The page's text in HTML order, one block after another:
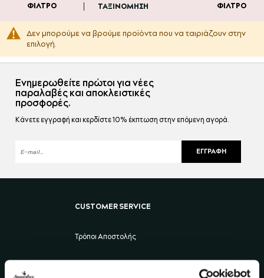
Δεν μπορούμε να βρούμε προϊόντα που να ταιριάζουν στην
επιλογή.
ΦΊΛΤΡΟ ΤΑΞΙΝΌΜΗΣΗ ΦΊΛΤΡΟ
CUSTOMER SERVICE
Τρόποι Αποστολής
Ενημερωθείτε πρώτοι για νέες
παραλαβές και αποκλειστικές
προσφορές.
Κάνετε εγγραφή και κερδίστε 10% έκπτωση στην επόμενη αγορά.
ΕΓΓΡΑΦΉ